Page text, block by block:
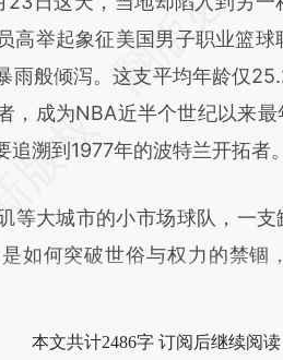
存在偏差。不代表财新观点
高举起象征美国男子职业篮
雨般倾泻。这支平均年龄仅
，成为NBA近半个世纪以来
溯到1977年的波特兰开拓者。
大城市的小市场球队，一支
如何突破世俗与权力的禁锢
本文共计2486字 订阅后继续阅读